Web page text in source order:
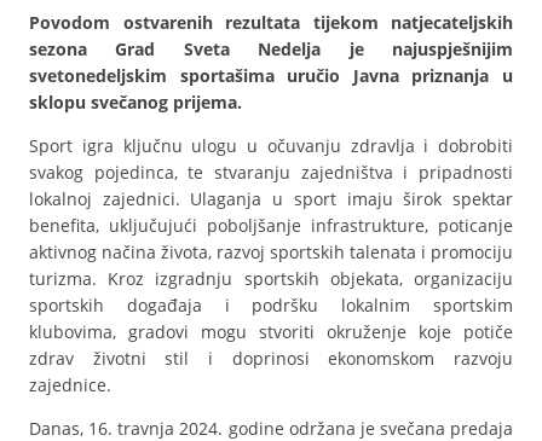
Povodom ostvarenih rezultata tijekom natjecateljskih
sezona Grad Sveta Nedelja je najuspješnijim
svetonedeljskim sportašima uručio Javna priznanja u
sklopu svečanog prijema.
Sport igra ključnu ulogu u očuvanju zdravlja i dobrobiti
svakog pojedinca, te stvaranju zajedništva i pripadnosti
lokalnoj zajednici. Ulaganja u sport imaju širok spektar
benefita, uključujući poboljšanje infrastrukture, poticanje
aktivnog načina života, razvoj sportskih talenata i promociju
turizma. Kroz izgradnju sportskih objekata, organizaciju
sportskih događaja i podršku lokalnim sportskim
klubovima, gradovi mogu stvoriti okruženje koje potiče
zdrav životni stil i doprinosi ekonomskom razvoju
zajednice.
Danas, 16. travnja 2024. godine održana je svečana predaja